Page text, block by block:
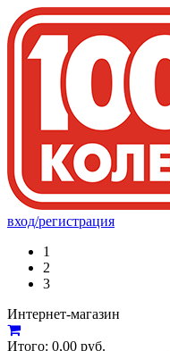
вход/регистрация
1
2
3
Интернет-магазин
Итого: 0,00 руб.